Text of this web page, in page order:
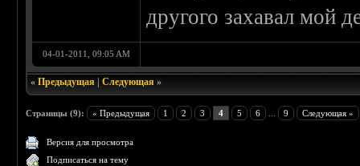
другого захавал мой
04-01-2011, 09:05 AM
«Предыдущая |Следующая »
Страницы (9): « Предыдущая 1 2 3 4 5 6 9 Следующая »
Версия для просмотра
Подписаться на тему